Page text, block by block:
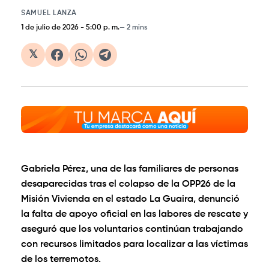
SAMUEL LANZA
1 de julio de 2026 - 5:00 p. m. 2 mins
𝕏
Gabriela Pérez, una de las familiares de personas
desaparecidas tras el colapso de la OPP26 de la
Misión Vivienda en el estado La Guaira, denunció
la falta de apoyo oficial en las labores de rescate y
aseguró que los voluntarios continúan trabajando
con recursos limitados para localizar a las víctimas
de los terremotos.